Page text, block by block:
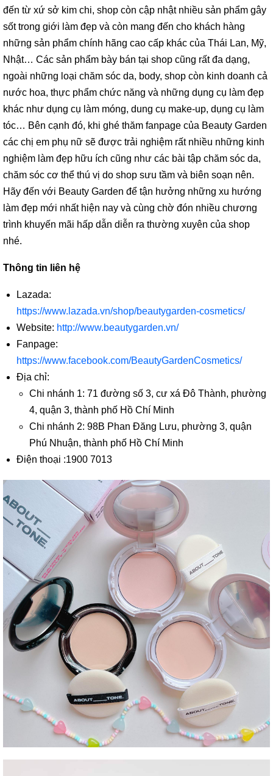
đến từ xứ sở kim chi, shop còn cập nhật nhiều sản phẩm gây
sốt trong giới làm đẹp và còn mang đến cho khách hàng
những sản phẩm chính hãng cao cấp khác của Thái Lan, Mỹ,
Nhật… Các sản phẩm bày bán tại shop cũng rất đa dạng,
ngoài những loại chăm sóc da, body, shop còn kinh doanh cả
nước hoa, thực phẩm chức năng và những dụng cụ làm đẹp
khác như dụng cụ làm móng, dung cụ make-up, dụng cụ làm
tóc… Bên cạnh đó, khi ghé thăm fanpage của Beauty Garden
các chị em phụ nữ sẽ được trải nghiệm rất nhiều những kinh
nghiệm làm đẹp hữu ích cũng như các bài tập chăm sóc da,
chăm sóc cơ thể thú vị do shop sưu tầm và biên soạn nên.
Hãy đến với Beauty Garden để tận hưởng những xu hướng
làm đẹp mới nhất hiện nay và cùng chờ đón nhiều chương
trình khuyến mãi hấp dẫn diễn ra thường xuyên của shop
nhé.
Thông tin liên hệ
Lazada:
https://www.lazada.vn/shop/beautygarden-cosmetics/
Website: http://www.beautygarden.vn/
Fanpage:
https://www.facebook.com/BeautyGardenCosmetics/
Địa chỉ:
Chi nhánh 1: 71 đường số 3, cư xá Đô Thành, phường
4, quận 3, thành phố Hồ Chí Minh
Chi nhánh 2: 98B Phan Đăng Lưu, phường 3, quận
Phú Nhuận, thành phố Hồ Chí Minh
Điện thoại :1900 7013